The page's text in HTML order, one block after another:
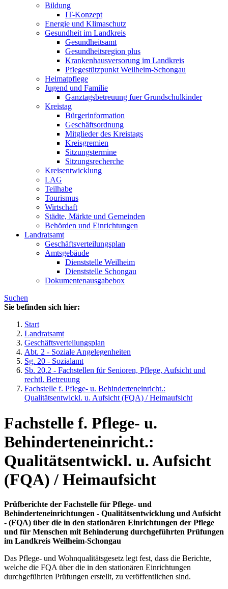
Bildung
IT-Konzept
Energie und Klimaschutz
Gesundheit im Landkreis
Gesundheitsamt
Gesundheitsregion plus
Krankenhausversorung im Landkreis
Pflegestützpunkt Weilheim-Schongau
Heimatpflege
Jugend und Familie
Ganztagsbetreuung fuer Grundschulkinder
Kreistag
Bürgerinformation
Geschäftsordnung
Mitglieder des Kreistags
Kreisgremien
Sitzungstermine
Sitzungsrecherche
Kreisentwicklung
LAG
Teilhabe
Tourismus
Wirtschaft
Städte, Märkte und Gemeinden
Behörden und Einrichtungen
Landratsamt
Geschäftsverteilungsplan
Amtsgebäude
Dienststelle Weilheim
Dienststelle Schongau
Dokumentenausgabebox
Suchen
Sie befinden sich hier:
Start
Landratsamt
Geschäftsverteilungsplan
Abt. 2 - Soziale Angelegenheiten
Sg. 20 - Sozialamt
Sb. 20.2 - Fachstellen für Senioren, Pflege, Aufsicht und
rechtl. Betreuung
Fachstelle f. Pflege- u. Behinderteneinricht.:
Qualitätsentwickl. u. Aufsicht (FQA) / Heimaufsicht
Fachstelle f. Pflege- u.
Behinderteneinricht.:
Qualitätsentwickl. u. Aufsicht
(FQA) / Heimaufsicht
Prüfberichte der Fachstelle für Pflege- und
Behinderteneinrichtungen - Qualitätsentwicklung und Aufsicht
- (FQA) über die in den stationären Einrichtungen der Pflege
und für Menschen mit Behinderung durchgeführten Prüfungen
im Landkreis Weilheim-Schongau
Das Pflege- und Wohnqualitätsgesetz legt fest, dass die Berichte,
welche die FQA über die in den stationären Einrichtungen
durchgeführten Prüfungen erstellt, zu veröffentlichen sind.